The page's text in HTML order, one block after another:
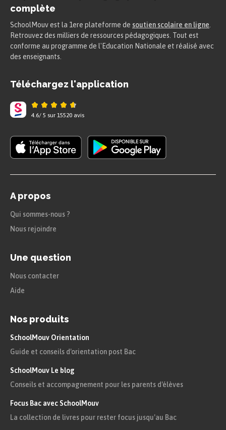
complète
SchoolMouv est la 1ere plateforme de soutien scolaire en ligne
Retrouvez des milliers de ressources pédagogiques. Tout est
conforme au programme de l'Education Nationale et réalisé avec
des enseignants.
Téléchargez l'application
4.6/ 5 sur 15520 avis
A propos
Qui sommes-nous ?
Nous rejoindre
Une question
Nous contacter
Aide
Nos produits
SchoolMouv Orientation
Guide et conseils d'orientation post Bac
SchoolMouv Le blog
Conseils et accompagnement pour les parents d'élèves
Focus Bac avec SchoolMouv
La collection de livres pour rester focus jusqu'au Bac